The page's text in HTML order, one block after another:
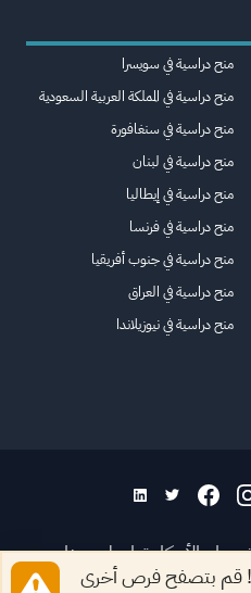
قم بتصفح فرص أخرى
منح دراسية في سويسرا
منح دراسية في المملكة العربية السعودية
منح دراسية في سنغافورة
منح دراسية في لبنان
منح دراسية في إيطاليا
منح دراسية في فرنسا
منح دراسية في جنوب أفريقيا
منح دراسية في العراق
منح دراسية في نيوزيلاندا
والأحكامتواصل معنا
خريطة الموقع